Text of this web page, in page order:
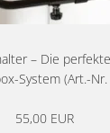
– Die
System (Art.-
55,00 EUR